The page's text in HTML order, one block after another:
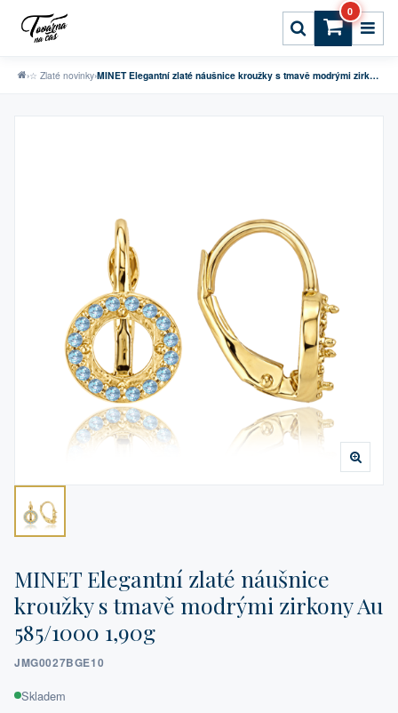
0
›☆ Zlaté novinky› MINET Elegantní zlaté náušnice kroužky s tmavě modrými zirkony Au 585/1000 1,90g
MINET Elegantní zlaté náušnice
kroužky s tmavě modrými zirkony Au
585/1000 1,90g
JMG0027BGE10
Skladem